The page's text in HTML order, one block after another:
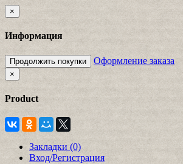
×
Информация
Продолжить покупки Оформление заказа
×
Product
Закладки (0)
Вход/Регистрация